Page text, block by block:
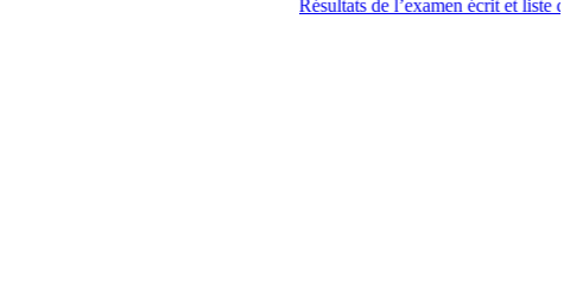
Résultats de l’examen écrit et liste